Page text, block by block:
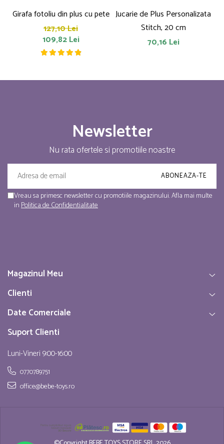
Girafa fotoliu din plus cu pete
127,10 Lei
109,82 Lei
Jucarie de Plus Personalizata
Stitch, 20 cm
70,16 Lei
Newsletter
Nu rata ofertele si promotiile noastre
Vreau sa primesc newsletter cu promotiile magazinului. Afla mai multe
inPolitica de Confidentialitate
Magazinul Meu
Clienti
Date Comerciale
Suport Clienti
Luni-Vineri 9:00-16:00
0770789751
office@bebe-toys.ro